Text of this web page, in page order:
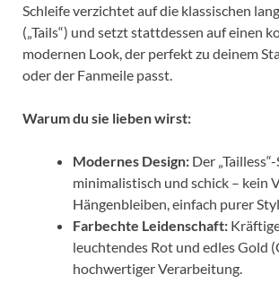
Schleife verzichtet auf die klassischen
(„Tails“) und setzt stattdessen auf einen
modernen Look, der perfekt zu deinem
oder der Fanmeile passt.
Warum du sie lieben wirst:
Modernes Design: Der
minimalistisch und schick – kein
Hängenbleiben, einfach purer
Farbechte Leidenschaft:
leuchtendes Rot und edles Gold
hochwertiger Verarbeitung.